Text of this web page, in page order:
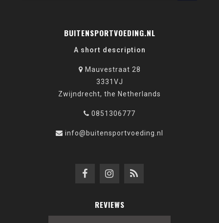
BUITENSPORTVOEDING.NL
A short description
Mauvestraat 28
3331VJ
Zwijndrecht, the Netherlands
0851306777
info@buitensportvoeding.nl
REVIEWS